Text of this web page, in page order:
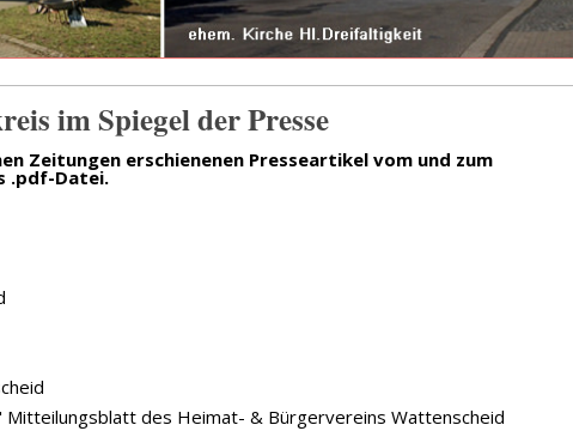
im Spiegel der Presse
Zeitungen erschienenen Presseartikel vom und zum
.pdf-Datei.
des Heimat- & Bürgervereins Wattenscheid